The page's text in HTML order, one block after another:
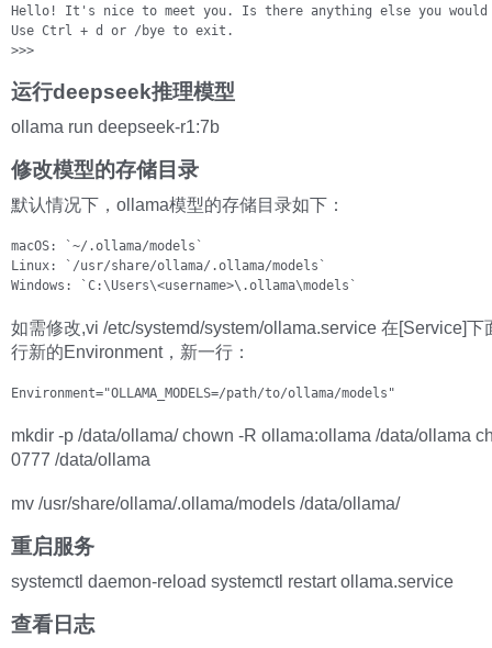
Hello! It's nice to meet you. Is there anything else you
Use Ctrl + d or /bye to exit.
>>>
运行deepseek推理模型
ollama run deepseek-r1:7b
修改模型的存储目录
默认情况下，ollama模型的存储目录如下：
macOS: `~/.ollama/models`
Linux: `/usr/share/ollama/.ollama/models`
Windows: `C:\Users\<username>\.ollama\models`
如需修改,vi /etc/systemd/system/ollama.service 在[Service]下
行新的Environment，新一行：
Environment="OLLAMA_MODELS=/path/to/ollama/models"
mkdir -p /data/ollama/ chown -R ollama:ollama /data/ollama
0777 /data/ollama
mv /usr/share/ollama/.ollama/models /data/ollama/
重启服务
systemctl daemon-reload systemctl restart ollama.service
查看日志